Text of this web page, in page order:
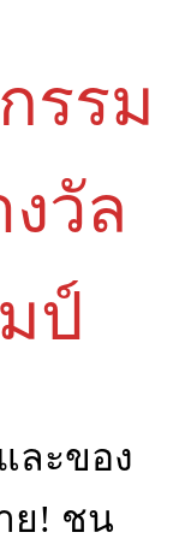
รรม
วัล
ป์
ละของ
ย! ชน